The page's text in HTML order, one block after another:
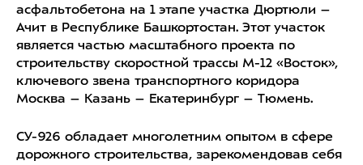
асфальтобетона на 1 этапе участка Дюртюли –
Ачит в Республике Башкортостан. Этот участок
является частью масштабного проекта по
строительству скоростной трассы М-12 «Восток»,
ключевого звена транспортного коридора
Москва – Казань – Екатеринбург – Тюмень.
СУ-926 обладает многолетним опытом в сфере
дорожного строительства, зарекомендовав себя